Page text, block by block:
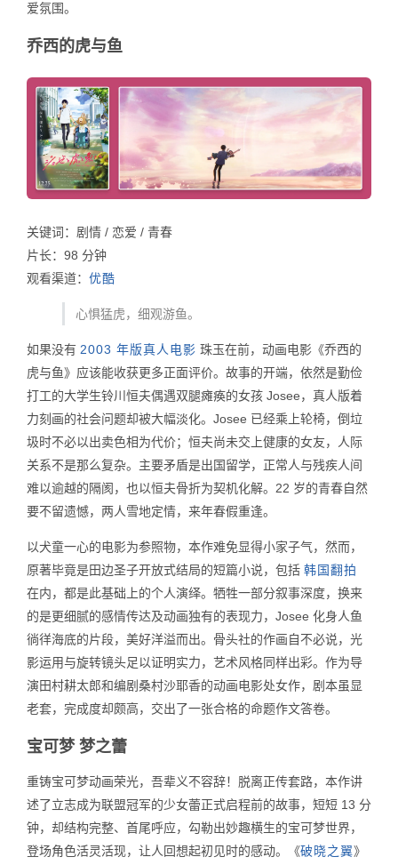
爱氛围。
乔西的虎与鱼
关键词：剧情 / 恋爱 / 青春
片长：98 分钟
观看渠道： 优酷
心惧猛虎，细观游鱼。
如果没有 2003 年版真人电影 珠玉在前，动画电影《乔西的
虎与鱼》应该能收获更多正面评价。故事的开端，依然是勤俭
打工的大学生铃川恒夫偶遇双腿瘫痪的女孩 Josee，真人版着
力刻画的社会问题却被大幅淡化。Josee 已经乘上轮椅，倒垃
圾时不必以出卖色相为代价；恒夫尚未交上健康的女友，人际
关系不是那么复杂。主要矛盾是出国留学，正常人与残疾人间
难以逾越的隔阂，也以恒夫骨折为契机化解。22 岁的青春自然
要不留遗憾，两人雪地定情，来年春假重逢。
以犬童一心的电影为参照物，本作难免显得小家子气，然而，
原著毕竟是田边圣子开放式结局的短篇小说，包括 韩国翻拍
在内，都是此基础上的个人演绎。牺牲一部分叙事深度，换来
的是更细腻的感情传达及动画独有的表现力，Josee 化身人鱼
徜徉海底的片段，美好洋溢而出。骨头社的作画自不必说，光
影运用与旋转镜头足以证明实力，艺术风格同样出彩。作为导
演田村耕太郎和编剧桑村沙耶香的动画电影处女作，剧本虽显
老套，完成度却颇高，交出了一张合格的命题作文答卷。
宝可梦 梦之蕾
重铸宝可梦动画荣光，吾辈义不容辞！脱离正传套路，本作讲
述了立志成为联盟冠军的少女蕾正式启程前的故事，短短 13 分
钟，却结构完整、首尾呼应，勾勒出妙趣横生的宝可梦世界，
登场角色活灵活现，让人回想起初见时的感动。《破晓之翼》